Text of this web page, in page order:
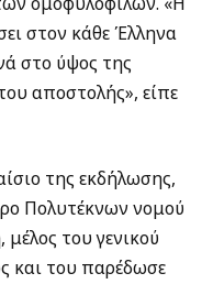
στον κάθε Έλληνα
στο ύψος της
αποστολής», είπε
της εκδήλωσης,
Πολυτέκνων νομού
του γενικού
και του παρέδωσε